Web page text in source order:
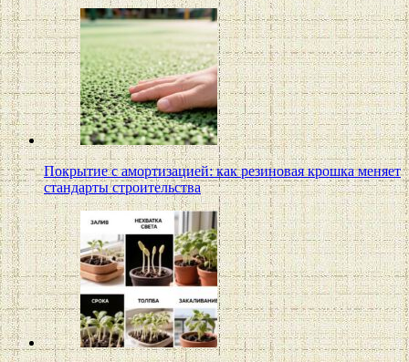
Покрытие с амортизацией: как резиновая крошка меняет
стандарты строительства